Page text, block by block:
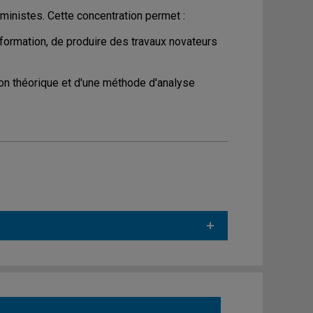
Cette concentration permet :
de produire des travaux novateurs
théorique et d'une méthode d'analyse